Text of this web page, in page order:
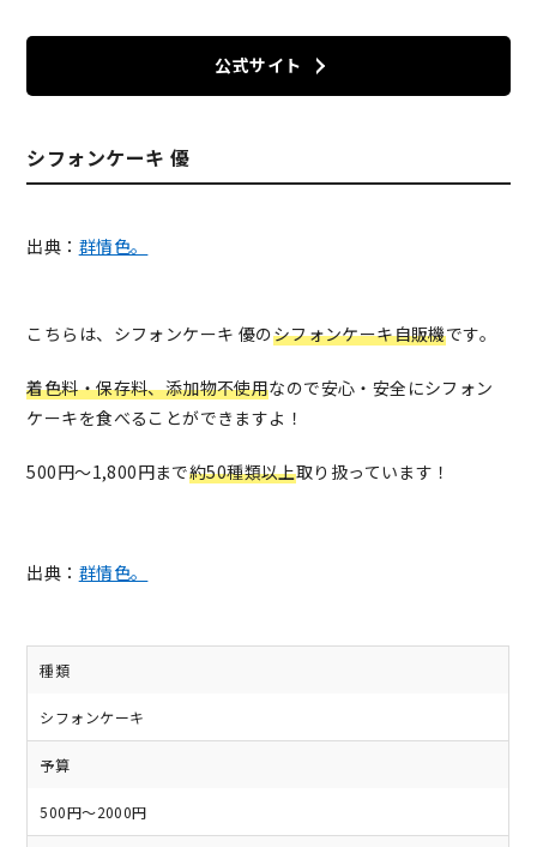
公式サイト
シフォンケーキ 優
出典： 群情色。
こちらは、シフォンケーキ 優のシフォンケーキ自販機です。
着色料・保存料、添加物不使用なので安心・安全にシフォン
ケーキを食べることができますよ！
500円〜1,800円まで約50種類以上取り扱っています！
出典： 群情色。
種類
シフォンケーキ
予算
500円～2000円